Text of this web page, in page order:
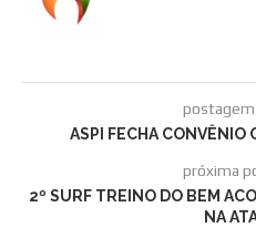
ASPI FECHA CONVÊNIO
próxima
2º SURF TREINO DO BEM
NA